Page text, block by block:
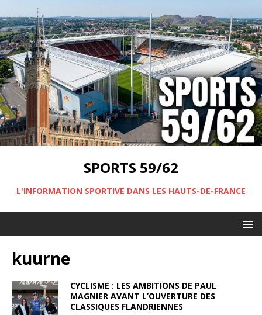
SPORTS 59/62
L'INFORMATION SPORTIVE DANS LES HAUTS-DE-FRANCE
kuurne
CYCLISME : LES AMBITIONS DE PAUL
MAGNIER AVANT L’OUVERTURE DES
CLASSIQUES FLANDRIENNES